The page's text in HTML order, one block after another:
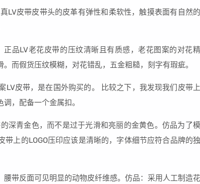
LV皮带皮带头的皮革有弹性和柔软性，触摸表面有自然的
品LV老花皮带的压纹清晰且有质感，老花图案的对花精
而假货压纹模糊，对花错乱，五金粗糙，刻字有瑕疵。
皮带，是在国外购买的。 比较之下，我发现我们皮带上
，配备一个金属扣。
深青金色，而不是过于光滑和亮丽的金黄色。仿品为了模
上的LOGO压印应该是清晰的，字体细节应符合品牌的独
带反面可见明显的动物皮纤维感。仿品：采用人工制造花